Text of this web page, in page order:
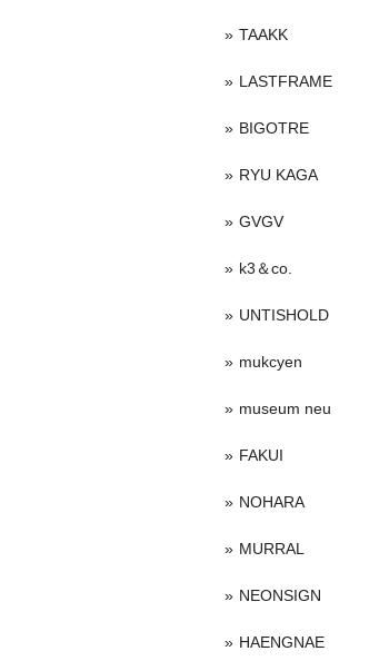
TAAKK
LASTFRAME
BIGOTRE
RYU KAGA
GVGV
k3＆co.
UNTISHOLD
mukcyen
museum neu
FAKUI
NOHARA
MURRAL
NEONSIGN
HAENGNAE